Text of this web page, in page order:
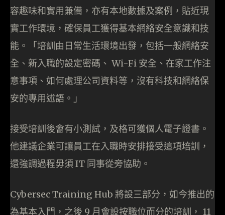
容趣味和實用兼備，亦有本地數據及案例，貼近現
實工作環境，確保員工獲得基本網絡安全意識和技
能。「培訓由日常生活環境出發，包括一般網絡安
全、新入職的設定密碼、 Wi-Fi 安全、在家工作注
意事項、如何處理公司資料等，沒有科技和網絡保
安的專用述語。」
接受培訓後會有小測試，及格可獲個人電子證書。
他建議企業可讓員工在入職時安排接受這項培訓，
還強調過程毋須 IT 同事從旁協助。
Cybersec Training Hub 將設三部分，如今推出的
為基本入門，之後 9 月會設按職位而分的培訓， 11